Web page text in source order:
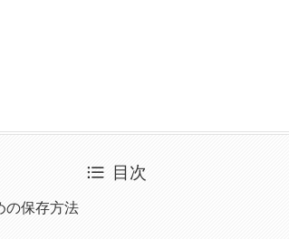
目次
の保存方法